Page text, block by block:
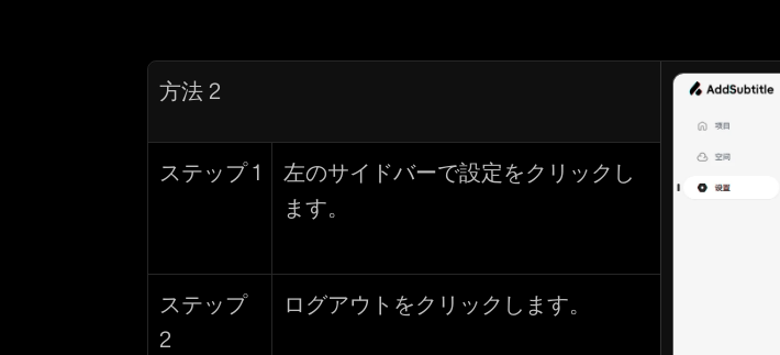
方法 2
ステップ 1
左のサイドバーで設定をクリックし
ます。
ステップ
2
ログアウト をクリックします。